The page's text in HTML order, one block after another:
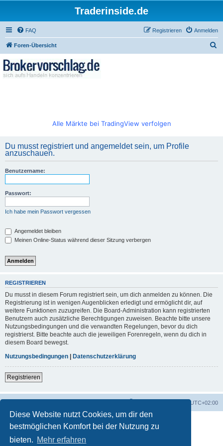
Diese Website nutzt Cookies, um dir den
bestmöglichen Komfort bei der Nutzung zu
bieten. Mehr erfahren
Traderinside.de
FAQ Anmelden
Registrieren
Foren-Übersicht
Alle Märkte bei TradingView verfolgen
Du musst registriert und angemeldet sein, um Profile
anzuschauen.
Benutzername:
Passwort:
Ich habe mein Passwort vergessen
Angemeldet bleiben
Meinen Online-Status während dieser Sitzung verbergen
REGISTRIEREN
Du musst in diesem Forum registriert sein, um dich anmelden zu können. Die
Registrierung ist in wenigen Augenblicken erledigt und ermöglicht dir, auf
weitere Funktionen zuzugreifen. Die Board-Administration kann registrierten
Benutzern auch zusätzliche Berechtigungen zuweisen. Beachte bitte unsere
Nutzungsbedingungen und die verwandten Regelungen, bevor du dich
registrierst. Bitte beachte auch die jeweiligen Forenregeln, wenn du dich in
diesem Board bewegst.
Nutzungsbedingungen | Datenschutzerklärung
Registrieren
UTC+02:00